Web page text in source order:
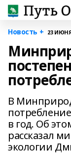
Новость + 23 ИЮНЯ
В
в год. Об
рассказал
экологии